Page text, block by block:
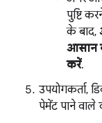
पुष्टि
के बाद,
आसान
करें.
उपयोगकर्ता,
पेमेंट पाने वाले